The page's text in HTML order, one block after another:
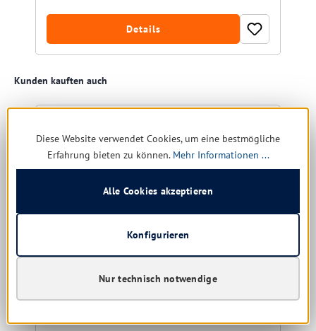
Details
Produktgalerie überspringen
Kunden kauften auch
Schülke Sensiva Dry Skin Balm 500 ml
Diese Website verwendet Cookies, um eine bestmögliche
Erfahrung bieten zu können. Mehr Informationen ...
Nur technisch notwendige
Konfigurieren
Alle Cookies akzeptieren